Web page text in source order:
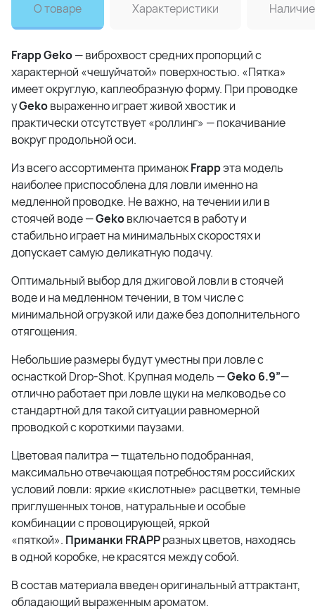
О товаре Характеристики Наличие
Frapp Geko— виброхвост средних пропорций с
характерной «чешуйчатой» поверхностью. «Пятка»
имеет округлую, каплеобразную форму. При проводке
уGekoвыраженно играет живой хвостик и
практически отсутствует «роллинг» — покачивание
вокруг продольной оси.
Из всего ассортимента приманокFrappэта модель
наиболее приспособлена для ловли именно на
медленной проводке. Не важно, на течении или в
стоячей воде —Gekoвключается в работу и
стабильно играет на минимальных скоростях и
допускает самую деликатную подачу.
Оптимальный выбор для джиговой ловли в стоячей
воде и на медленном течении, в том числе с
минимальной огрузкой или даже без дополнительного
отягощения.
Небольшие размеры будут уместны при ловле с
оснасткой Drop-Shot. Крупная модель —Geko 6.9”—
отлично работает при ловле щуки на мелководье со
стандартной для такой ситуации равномерной
проводкой с короткими паузами.
Цветовая палитра — тщательно подобранная,
максимально отвечающая потребностям российских
условий ловли: яркие «кислотные» расцветки, темные
приглушенных тонов, натуральные и особые
комбинации с провоцирующей, яркой
«пяткой». Приманки FRAPPразных цветов, находясь
в одной коробке, не красятся между собой.
В состав материала введен оригинальный аттрактант,
обладающий выраженным ароматом.